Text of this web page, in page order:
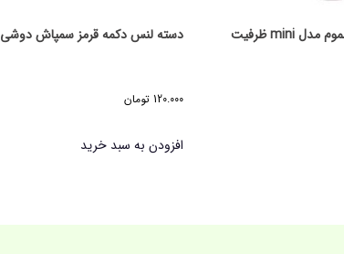
پیمانه مدرج بذر و سموم مدل mini ظرفیت دسته لنس دکمه قرمز سمپاش دوشی
120.000 تومان
افزودن به سبد خرید